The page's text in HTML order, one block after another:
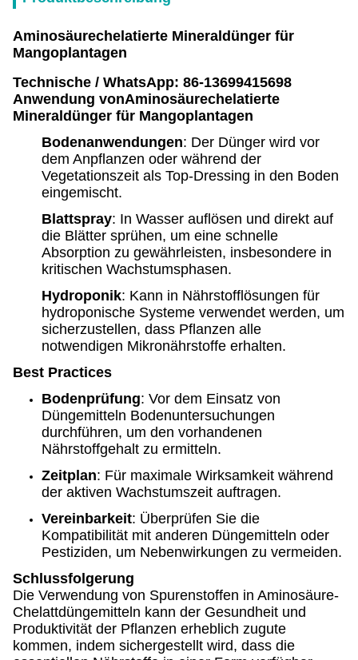
Aminosäurechelatierte Mineraldünger für
Mangoplantagen
Technische / WhatsApp: 86-13699415698
Anwendung vonAminosäurechelatierte
Mineraldünger für Mangoplantagen
Bodenanwendungen: Der Dünger wird vor
dem Anpflanzen oder während der
Vegetationszeit als Top-Dressing in den Boden
eingemischt.
Blattspray: In Wasser auflösen und direkt auf
die Blätter sprühen, um eine schnelle
Absorption zu gewährleisten, insbesondere in
kritischen Wachstumsphasen.
Hydroponik: Kann in Nährstofflösungen für
hydroponische Systeme verwendet werden, um
sicherzustellen, dass Pflanzen alle
notwendigen Mikronährstoffe erhalten.
Best Practices
Bodenprüfung: Vor dem Einsatz von
Düngemitteln Bodenuntersuchungen
durchführen, um den vorhandenen
Nährstoffgehalt zu ermitteln.
Zeitplan: Für maximale Wirksamkeit während
der aktiven Wachstumszeit auftragen.
Vereinbarkeit: Überprüfen Sie die
Kompatibilität mit anderen Düngemitteln oder
Pestiziden, um Nebenwirkungen zu vermeiden.
Schlussfolgerung
Die Verwendung von Spurenstoffen in Aminosäure-
Chelattdüngemitteln kann der Gesundheit und
Produktivität der Pflanzen erheblich zugute
kommen, indem sichergestellt wird, dass die